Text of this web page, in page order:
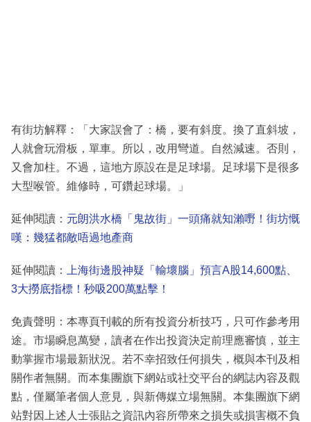
有街坊解釋：「大家誤會了：橋，要有斜度。換了直斜坡，
人就會玩滑板，單車。所以，改用彎道。自然減速。否則，
又會加柱。不過，這地方原設在是足球場。足球場下是很多
大型喉管。維修時，可鑽起球場。」
延伸閱讀： 元朗洪水橋「鬼故街」一頭痛就知瀨嘢！街坊慨
嘆：幾猛都敵唔過地產商
延伸閱讀：
上海街邊股神疑「輸壞腦」預言A股14,600點、
3大撈底指標！秒吸200萬點擊！
免責聲明：本專頁刊載的所有投資分析技巧，只可作參考用
途。市場瞬息萬變，讀者在作出投資決定前理應審慎，並主
動掌握市場最新狀況。若不幸招致任何損失，概與本刊及相
關作者無關。而本集團旗下網站或社交平台的網誌內容及觀
點，僅屬筆者個人意見，與新傳媒立場無關。本集團旗下網
站對因上述人士張貼之資訊內容所帶來之損失或損害概不負